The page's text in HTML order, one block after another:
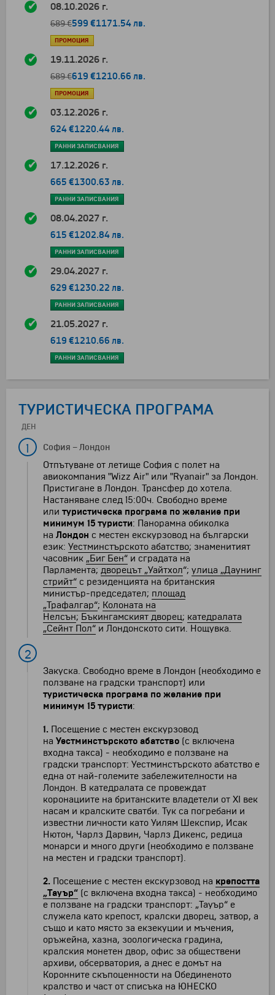
08.10.2026 г.
689 €599 €1171.54 лв.
ПРОМОЦИЯ
19.11.2026 г.
689 €619 €1210.66 лв.
ПРОМОЦИЯ
03.12.2026 г.
624 €1220.44 лв.
РАННИ ЗАПИСВАНИЯ
17.12.2026 г.
665 €1300.63 лв.
РАННИ ЗАПИСВАНИЯ
08.04.2027 г.
615 €1202.84 лв.
РАННИ ЗАПИСВАНИЯ
29.04.2027 г.
629 €1230.22 лв.
РАННИ ЗАПИСВАНИЯ
21.05.2027 г.
619 €1210.66 лв.
РАННИ ЗАПИСВАНИЯ
ТУРИСТИЧЕСКА ПРОГРАМА
ДЕН
1 София –Лондон
Отпътуване от летище София с полет на
авиокомпания "Wizz Air" или "Ryanair" за Лондон.
Пристигане в Лондон. Трансфер до хотела.
Настаняване след 15:00ч. Свободно време
или туристическа програма по желание при
минимум 15 туристи: Панорамна обиколка
на Лондон с местен екскурзовод на български
език: Уестминстърското абатство; знаменитият
часовник „Биг Бен“ и сградата на
Парламента; дворецът „Уайтхол“; улица „Даунинг
стрийт“ с резиденцията на британския
министър-председател; площад
„Трафалгар“; Колоната на
Нелсън; Бъкингамският дворец; катедралата
„Сейнт Пол“ и Лондонското сити. Нощувка.
2
Закуска. Свободно време в Лондон (необходимо е
ползване на градски транспорт) или
туристическа програма по желание при
минимум 15 туристи:
1. Посещение с местен екскурзовод
на Уестминстърското абатство (с включена
входна такса) - необходимо е ползване на
градски транспорт: Уестминстърското абатство е
една от най-големите забележителности на
Лондон. В катедралата се провеждат
коронациите на британските владетели от XI век
насам и кралските сватби. Тук са погребани и
известни личности като Уилям Шекспир, Исак
Нютон, Чарлз Дарвин, Чарлз Дикенс, редица
монарси и много други (необходимо е ползване
на местен и градски транспорт).
2. Посещение с местен екскурзовод на крепостта
„Тауър“ (с включена входна такса) - необходимо
е ползване на градски транспорт: „Тауър“ е
служела като крепост, кралски дворец, затвор, а
също и като място за екзекуции и мъчения,
оръжейна, хазна, зоологическа градина,
кралския монетен двор, офис за обществени
архиви, обсерватория, а днес е домът на
Коронните скъпоценности на Обединеното
кралство и част от списъка на ЮНЕСКО